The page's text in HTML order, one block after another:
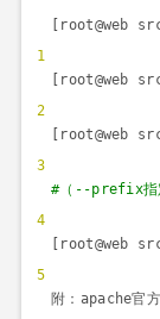
1
2
3
4
5
[root@web
[root@web
[root@web
#（ --prefix指
[root@web
附： apache官